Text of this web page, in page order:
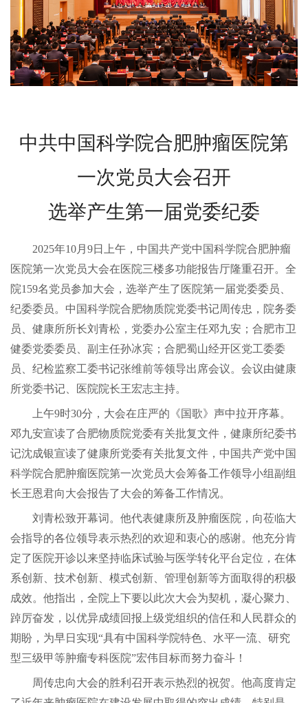
中共中国科学院合肥肿瘤医院第
一次党员大会召开
选举产生第一届党委纪委
2025年10月9日上午，中国共产党中国科学院合肥肿瘤
医院第一次党员大会在医院三楼多功能报告厅隆重召开。全
院159名党员参加大会，选举产生了医院第一届党委委员、
纪委委员。中国科学院合肥物质院党委书记周传忠，院务委
员、健康所所长刘青松，党委办公室主任邓九安；合肥市卫
健委党委委员、副主任孙冰宾；合肥蜀山经开区党工委委
员、纪检监察工委书记张维前等领导出席会议。会议由健康
所党委书记、医院院长王宏志主持。
上午9时30分，大会在庄严的《国歌》声中拉开序幕。
邓九安宣读了合肥物质院党委有关批复文件，健康所纪委书
记沈成银宣读了健康所党委有关批复文件，中国共产党中国
科学院合肥肿瘤医院第一次党员大会筹备工作领导小组副组
长王恩君向大会报告了大会的筹备工作情况。
刘青松致开幕词。他代表健康所及肿瘤医院，向莅临大
会指导的各位领导表示热烈的欢迎和衷心的感谢。他充分肯
定了医院开诊以来坚持临床试验与医学转化平台定位，在体
系创新、技术创新、模式创新、管理创新等方面取得的积极
成效。他指出，全院上下要以此次大会为契机，凝心聚力、
踔厉奋发，以优异成绩回报上级党组织的信任和人民群众的
期盼，为早日实现“具有中国科学院特色、水平一流、研究
型三级甲等肿瘤专科医院”宏伟目标而努力奋斗！
周传忠向大会的胜利召开表示热烈的祝贺。他高度肯定